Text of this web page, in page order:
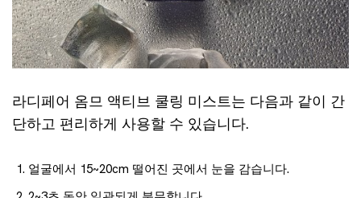
라디페어 옴므 액티브 쿨링 미스트는 다음과 같이 간
단하고 편리하게 사용할 수 있습니다.
얼굴에서 15~20cm 떨어진 곳에서 눈을 감습니다.